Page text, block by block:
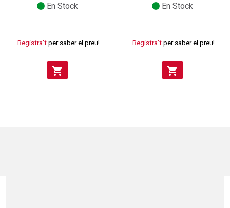
En Stock
Registra't per saber el preu!
shopping_cart
En Stock
Registra't per saber el preu!
shopping_cart